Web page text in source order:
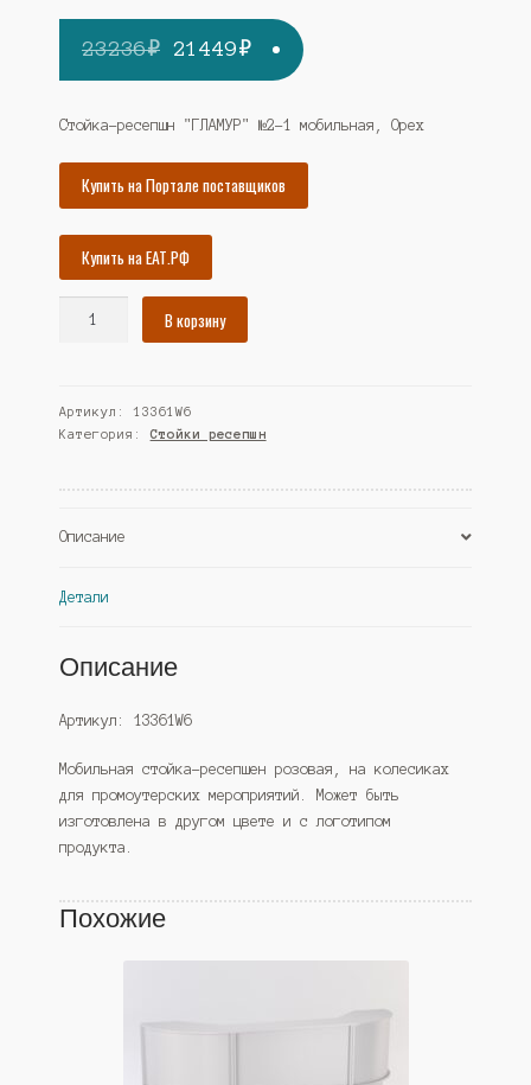
23236₽ Первоначальная
цена
составляла
23236₽.
21449₽Текущая
цена:
21449₽.
Стойка-ресепшн "ГЛАМУР" №2-1 мобильная, Орех
Купить на Портале поставщиков
Купить на ЕАТ.РФ
"ГЛАМУР"
№2-
мобильная,
(Westcom)
В корзину
Артикул:13361W6
Категория: Стойки ресепшн
Описание
Детали
Описание
Артикул: 13361W6
Мобильная стойка-ресепшен розовая, на колесиках
для промоутерских мероприятий. Может быть
изготовлена в другом цвете и с логотипом
продукта.
Похожие